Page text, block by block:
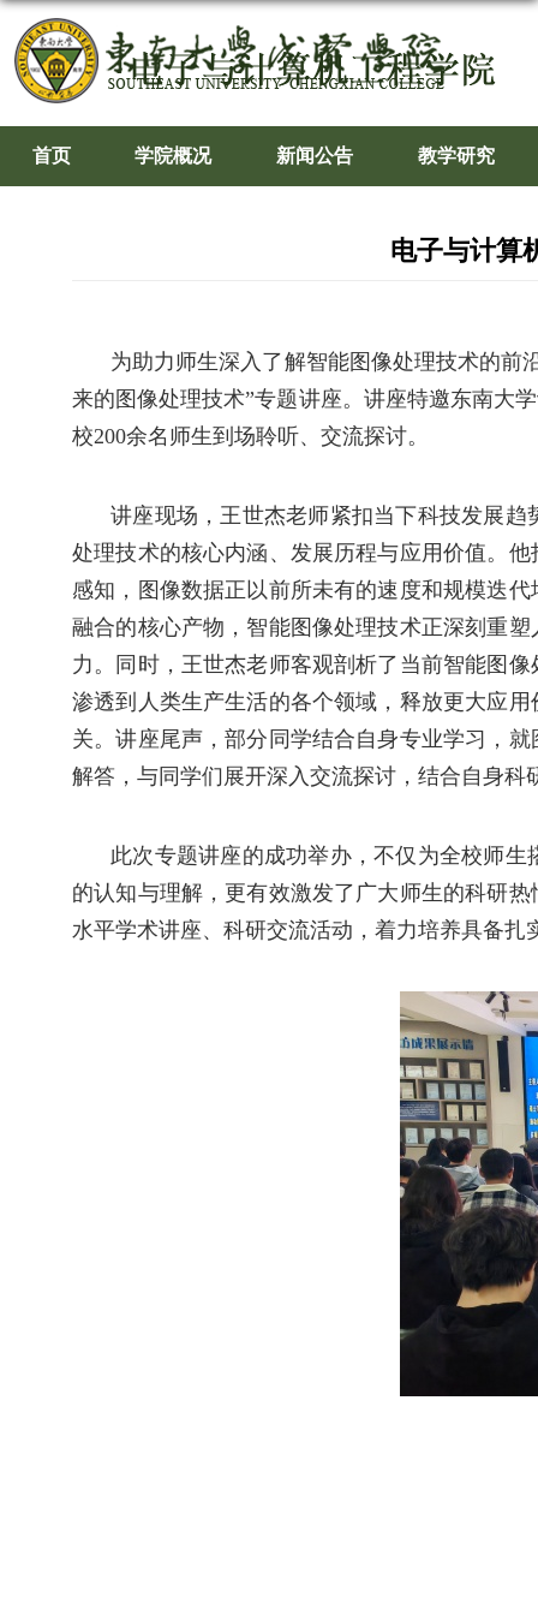
首页 学院概况 新闻公告 教学研究
电子与计算
为助力师生深入了解智能图像处理技术的前
来的图像处理技术”专题讲座。讲座特邀东南大
校200余名师生到场聆听、交流探讨。
讲座现场，王世杰老师紧扣当下科技发展
处理技术的核心内涵、发展历程与应用价值。
感知，图像数据正以前所未有的速度和规模迭
融合的核心产物，智能图像处理技术正深刻重
力。同时，王世杰老师客观剖析了当前智能图
渗透到人类生产生活的各个领域，释放更大应
关。讲座尾声，部分同学结合自身专业学习，
解答，与同学们展开深入交流探讨，结合自身
此次专题讲座的成功举办，不仅为全校师
的认知与理解，更有效激发了广大师生的科研
水平学术讲座、科研交流活动，着力培养具备